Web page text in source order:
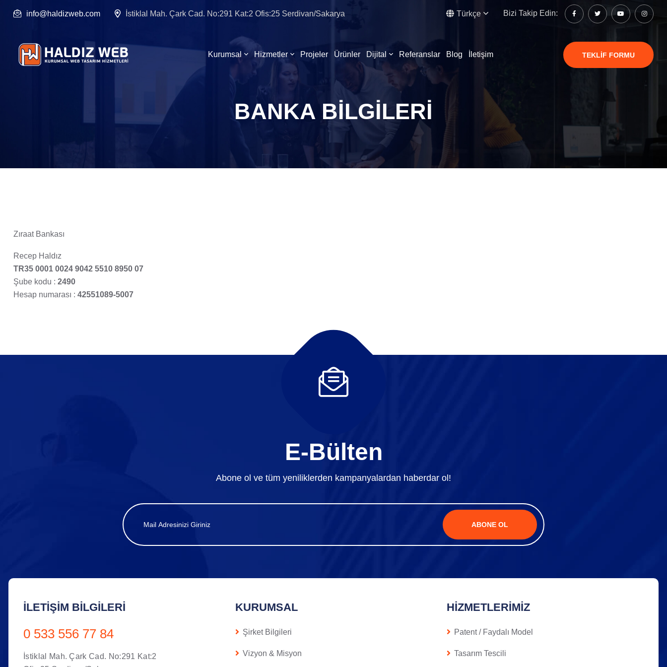
info@haldizweb.com İstiklal Mah. Çark Cad. No:291 Kat:2 Ofis:25 Serdivan/Sakarya Türkçe Bizi Takip Edin:
Kurumsal Hizmetler Projeler Ürünler Dijital Referanslar Blog İletişim TEKLIF FORMU
BANKA BILGILERI
Zıraat Bankası
Recep Haldız
TR35 0001 0024 9042 5510 8950 07
Şube kodu : 2490
Hesap numarası : 42551089-5007
E-Bülten
Abone ol ve tüm yeniliklerden kampanyalardan haberdar ol!
ABONE OL
İLETIŞIM BILGILERI
0 533 556 77 84
İstiklal Mah. Çark Cad. No:291 Kat:2
KURUMSAL
Şirket Bilgileri
Vizyon & Misyon
HIZMETLERIMIZ
Patent / Faydalı Model
Tasarım Tescili